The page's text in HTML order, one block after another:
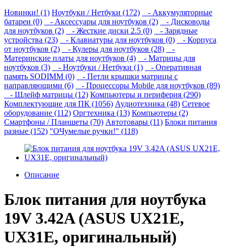
Новинки! (1) Ноутбуки / Нетбуки (172)
- Аккумуляторные
батареи (0)
- Аксессуары для ноутбуков (2)
- Дисководы
для ноутбуков (2)
- Жесткие диски 2.5 (0)
- Зарядные
устройства (23)
- Клавиатуры для ноутбуков (0)
- Корпуса
от ноутбуков (2)
- Кулеры для ноутбуков (28)
-
Материнские платы для ноутбуков (4)
- Матрицы для
ноутбуков (3)
- Ноутбуки / Нетбуки (1)
- Оперативная
память SODIMM (0)
- Петли крышки матрицы с
направляющими (6)
- Процессоры Mobile для ноутбуков (89)
- Шлейф матрицы (12) Компьютеры и периферия (290)
Комплектующие для ПК (1056) Аудиотехника (48) Сетевое
оборудование (112) Оргтехника (13) Компьютеры (2)
Смартфоны / Планшеты (70) Автотовары (11) Блоки питания
разные (152) "ОЧумелые ручки!" (118)
Описание
Блок питания для ноутбука
19V 3.42A (ASUS UX21E,
UX31E, оригинальный)